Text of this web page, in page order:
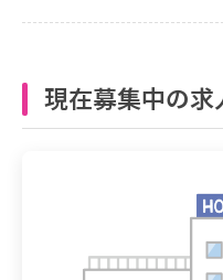
現在募集中の求